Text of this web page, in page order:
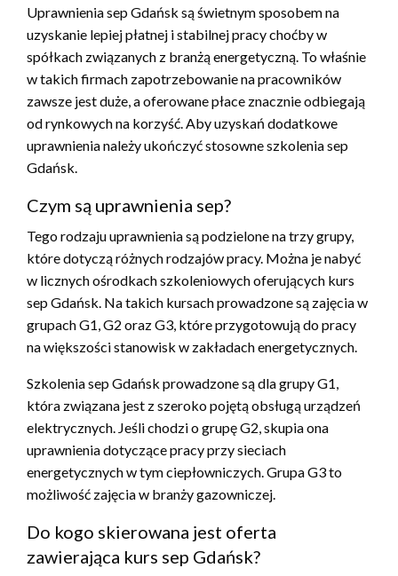
Uprawnienia sep Gdańsk są świetnym sposobem na
uzyskanie lepiej płatnej i stabilnej pracy choćby w
spółkach związanych z branżą energetyczną. To właśnie
w takich firmach zapotrzebowanie na pracowników
zawsze jest duże, a oferowane płace znacznie odbiegają
od rynkowych na korzyść. Aby uzyskań dodatkowe
uprawnienia należy ukończyć stosowne szkolenia sep
Gdańsk.
Czym są uprawnienia sep?
Tego rodzaju uprawnienia są podzielone na trzy grupy,
które dotyczą różnych rodzajów pracy. Można je nabyć
w licznych ośrodkach szkoleniowych oferujących kurs
sep Gdańsk. Na takich kursach prowadzone są zajęcia w
grupach G1, G2 oraz G3, które przygotowują do pracy
na większości stanowisk w zakładach energetycznych.
Szkolenia sep Gdańsk prowadzone są dla grupy G1,
która związana jest z szeroko pojętą obsługą urządzeń
elektrycznych. Jeśli chodzi o grupę G2, skupia ona
uprawnienia dotyczące pracy przy sieciach
energetycznych w tym ciepłowniczych. Grupa G3 to
możliwość zajęcia w branży gazowniczej.
Do kogo skierowana jest oferta
zawierająca kurs sep Gdańsk?